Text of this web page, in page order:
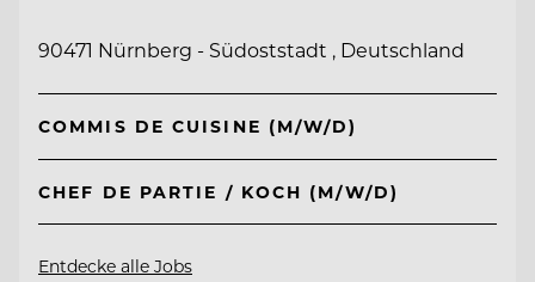
90471 Nürnberg - Südoststadt , Deutschland
COMMIS DE CUISINE (M/W/D)
CHEF DE PARTIE / KOCH (M/W/D)
Entdecke alle Jobs